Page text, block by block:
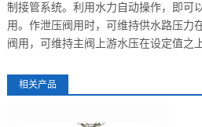
制接管系统。利用水力自动操作，即可
用。作泄压阀用时，可维持供水路压力
阀用，可维持主阀上游水压在设定值之
相关产品